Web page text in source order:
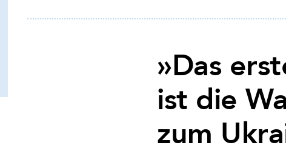
»Das
ist die
zum